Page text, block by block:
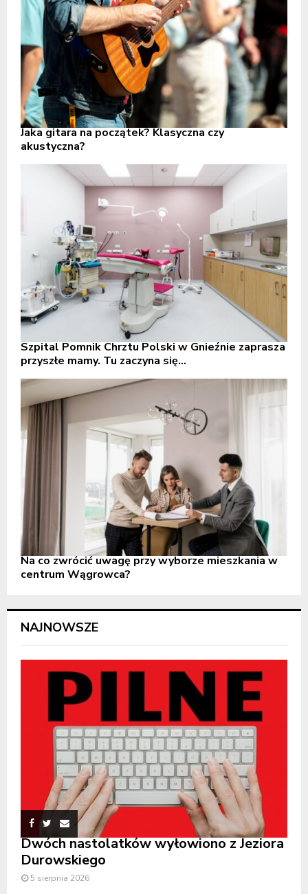
Jaka gitara na początek? Klasyczna czy
akustyczna?
Szpital Pomnik Chrztu Polski w Gnieźnie zaprasza
przyszłe mamy. Tu zaczyna się...
Na co zwrócić uwagę przy wyborze mieszkania w
centrum Wągrowca?
NAJNOWSZE
Dwóch nastolatków wyłowiono z Jeziora
Durowskiego
5 sierpnia 2026